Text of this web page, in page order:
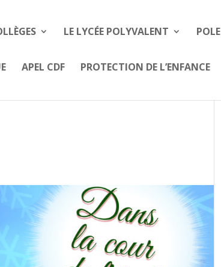
LE LYCÉE POLYVALENT
APEL CDF PROTECTION DE L’ENFANCE